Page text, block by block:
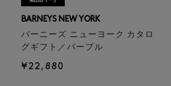
BARNEYS NEW YORK
バーニーズ ニューヨーク カタロ
グギフト／パープル
¥22,880